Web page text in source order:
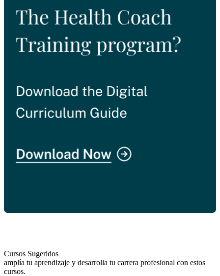
Cursos Sugeridos
amplía tu aprendizaje y desarrolla tu carrera profesional con estos
cursos.